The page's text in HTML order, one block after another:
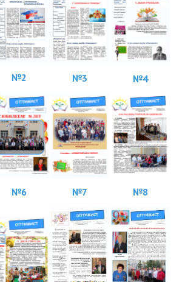
№2 №3 №4
№6 №7 №8